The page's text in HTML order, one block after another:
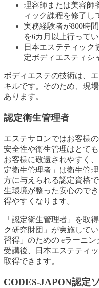
理容師または美容師
ィック課程を修了し
実務経験者が800時
を6カ月以上行って
日本エステティック
定ボディエスティシ
ボディエステの技術は、
キルです。そのため、現
あります。
認定衛生管理者
エステサロンではお客様
安全性や衛生管理はとて
お客様に敬遠されやすく
定衛生管理者」は衛生管
方に与えられる認定資格
生環境が整った安心ので
得やすくなります。
「認定衛生管理者」を取
ク研究財団」が実施して
習得」のための eラーニン
受講後、日本エステティ
取得できます。
CODES-JAPON認定